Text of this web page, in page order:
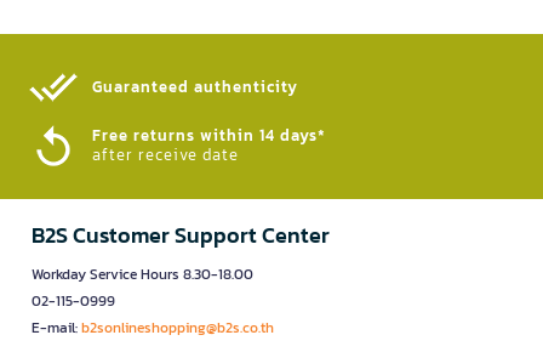
Guaranteed authenticity​
Free returns within 14 days*
after receive date
B2S Customer Support Center
Workday Service Hours 8.30-18.00
02-115-0999
E-mail:b2sonlineshopping@b2s.co.th